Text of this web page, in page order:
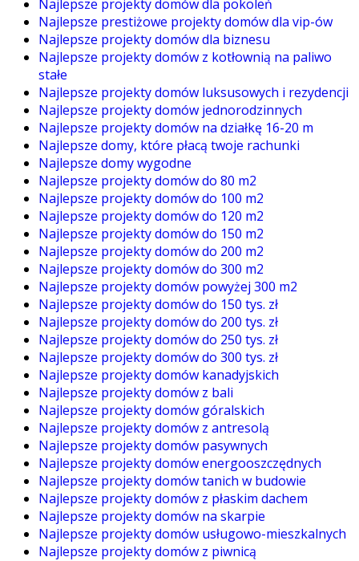
Najlepsze projekty domów dla pokoleń
Najlepsze prestiżowe projekty domów dla vip-ów
Najlepsze projekty domów dla biznesu
Najlepsze projekty domów z kotłownią na paliwo
stałe
Najlepsze projekty domów luksusowych i rezydencji
Najlepsze projekty domów jednorodzinnych
Najlepsze projekty domów na działkę 16-20 m
Najlepsze domy, które płacą twoje rachunki
Najlepsze domy wygodne
Najlepsze projekty domów do 80 m2
Najlepsze projekty domów do 100 m2
Najlepsze projekty domów do 120 m2
Najlepsze projekty domów do 150 m2
Najlepsze projekty domów do 200 m2
Najlepsze projekty domów do 300 m2
Najlepsze projekty domów powyżej 300 m2
Najlepsze projekty domów do 150 tys. zł
Najlepsze projekty domów do 200 tys. zł
Najlepsze projekty domów do 250 tys. zł
Najlepsze projekty domów do 300 tys. zł
Najlepsze projekty domów kanadyjskich
Najlepsze projekty domów z bali
Najlepsze projekty domów góralskich
Najlepsze projekty domów z antresolą
Najlepsze projekty domów pasywnych
Najlepsze projekty domów energooszczędnych
Najlepsze projekty domów tanich w budowie
Najlepsze projekty domów z płaskim dachem
Najlepsze projekty domów na skarpie
Najlepsze projekty domów usługowo-mieszkalnych
Najlepsze projekty domów z piwnicą